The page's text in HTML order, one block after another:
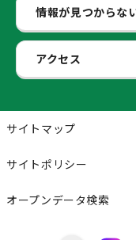
情報が見つからな
アクセス
サイトマップ
サイトポリシー
オープンデータ検索